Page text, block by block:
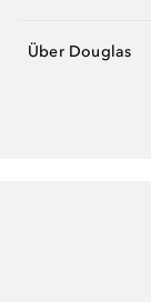
Über Douglas